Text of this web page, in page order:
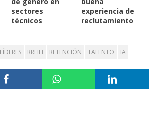
sectores
técnicos
experiencia de
reclutamiento
LÍDERES RRHH RETENCIÓN TALENTO IA